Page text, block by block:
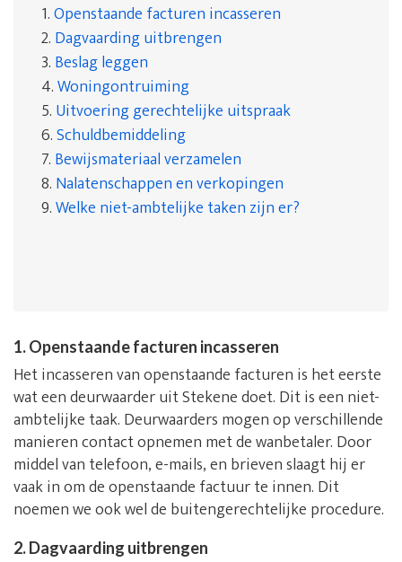
1.Openstaande facturen incasseren
2. Dagvaarding uitbrengen
3. Beslag leggen
4.Woningontruiming
5. Uitvoering gerechtelijke uitspraak
6.Schuldbemiddeling
7. Bewijsmateriaal verzamelen
8. Nalatenschappen en verkopingen
9.Welke niet-ambtelijke taken zijn er?
1. Openstaande facturen incasseren
Het incasseren van openstaande facturen is het eerste
wat een deurwaarder uit Stekene doet. Dit is een niet-
ambtelijke taak. Deurwaarders mogen op verschillende
manieren contact opnemen met de wanbetaler. Door
middel van telefoon, e-mails, en brieven slaagt hij er
vaak in om de openstaande factuur te innen. Dit
noemen we ook wel de buitengerechtelijke procedure.
2. Dagvaarding uitbrengen